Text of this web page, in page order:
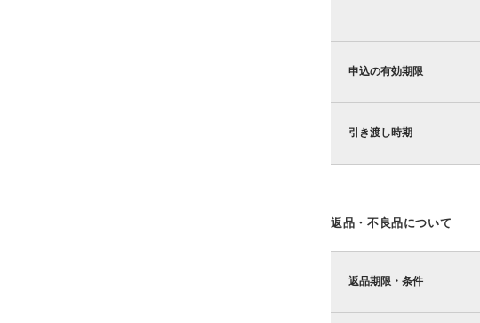
申込の有効期限
引き渡し時期
返品・不良品について
返品期限・条件